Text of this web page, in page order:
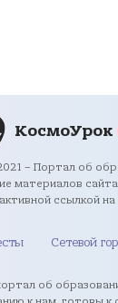
КосмоУрок
– Портал об
материалов
ссылкой на
Сетевой
об